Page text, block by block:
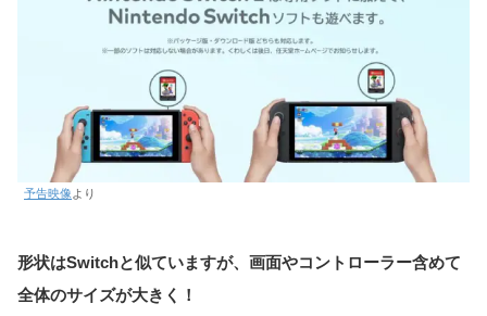
予告映像 より
形状はSwitchと似ていますが、画面やコントローラー含めて
全体のサイズが大きく！